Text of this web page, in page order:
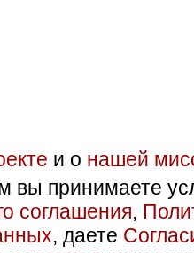
и о нашей
вы принимаете
соглашения,
, даете